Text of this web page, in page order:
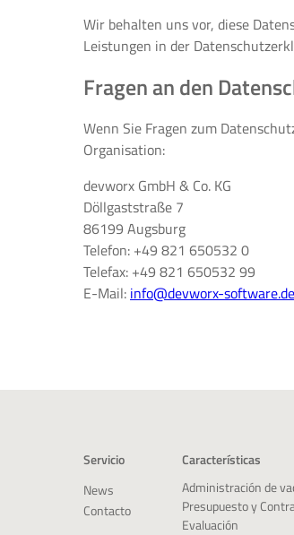
Wir behalten uns vor, diese
Leistungen in der
Fragen an den
Wenn Sie Fragen zum
Organisation:
devworx GmbH & Co. KG
Döllgaststraße 7
86199 Augsburg
Telefon: +49 821 650532 0
Telefax: +49 821 650532 99
E-Mail: info@devworx-software.de
Servicio
News
Contacto
Características
Administración de
Presupuesto y
Evaluación